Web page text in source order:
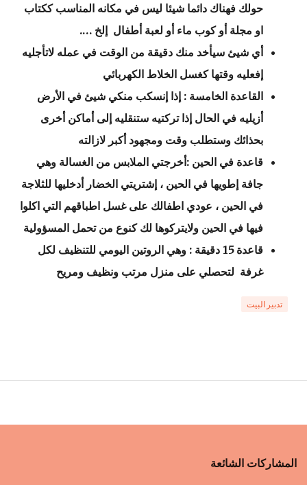
حولك فهناك دائما شيئا ليس في مكانه المناسب ككتاب
او مجلة أو كوب ماء أو لعبة أطفال إلخ ….
أي شيئ سيأخد منك دقيقة من الوقت في عمله لاتأجليه
إفعليه وقتها كغسل الخلاط الكهربائي
القاعدة الخامسة : إذا إنسكب منكي شيئ في الأرض
أزيليه في الحال إذا تركتيه ستنقليه إلى أماكن أخرى
بحذائك وستطلب وقت ومجهود أكبر لازالته
قاعدة في الحين :أخرجتي الملابس من الغسالة وهي
جافة إطويها في الحين ، إشتريتي الخضار أدخليها للثلاجة
في الحين ، عودي اطفالك على غسل اطباقهم التي اكلوا
فيها في الحين ولايتركوها لك كنوع من تحمل المسؤولية
قاعدة 15 دقيقة : وهي الروتين اليومي للتنظيف لكل
غرفة لتحصلي على منزل مرتب ونظيف ومريح
تدبير البيت
المشاركات الشائعة